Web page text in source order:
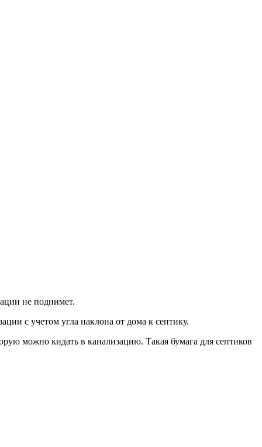
не поднимет.
с учетом угла наклона от дома к септику.
можно кидать в канализацию. Такая бумага для септиков